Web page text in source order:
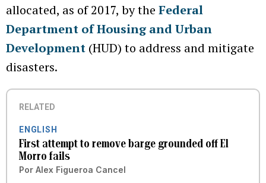
allocated, as of 2017, by the Federal
Department of Housing and Urban
Development (HUD) to address and mitigate
disasters.
RELATED
ENGLISH
First attempt to remove barge grounded off El
Morro fails
Por Alex Figueroa Cancel